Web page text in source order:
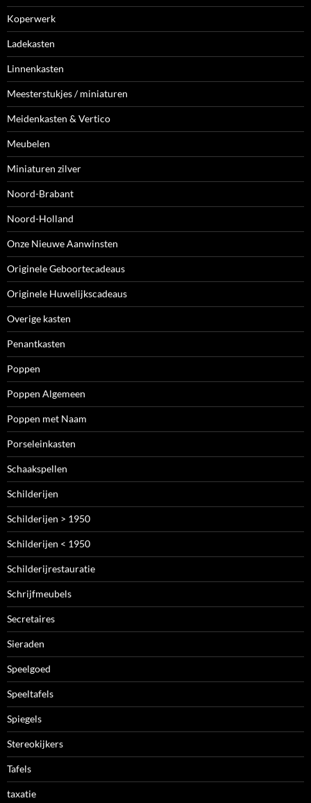
Koperwerk
Ladekasten
Linnenkasten
Meesterstukjes / miniaturen
Meidenkasten & Vertico
Meubelen
Miniaturen zilver
Noord-Brabant
Noord-Holland
Onze Nieuwe Aanwinsten
Originele Geboortecadeaus
Originele Huwelijkscadeaus
Overige kasten
Penantkasten
Poppen
Poppen Algemeen
Poppen met Naam
Porseleinkasten
Schaakspellen
Schilderijen
Schilderijen > 1950
Schilderijen < 1950
Schilderijrestauratie
Schrijfmeubels
Secretaires
Sieraden
Speelgoed
Speeltafels
Spiegels
Stereokijkers
Tafels
taxatie